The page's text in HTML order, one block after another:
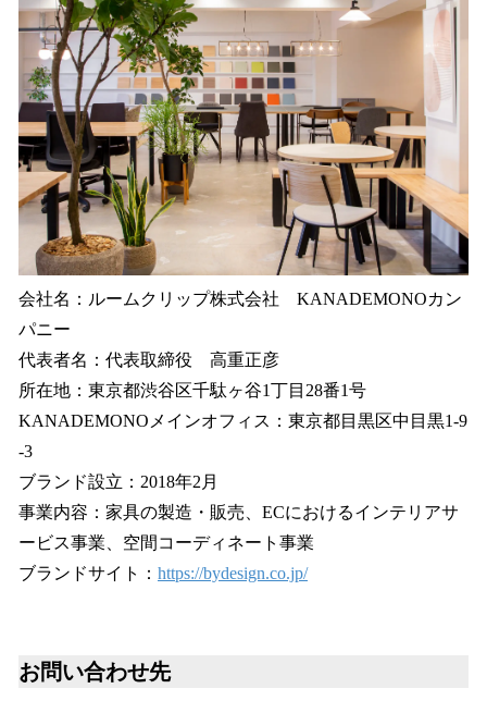
会社名：ルームクリップ株式会社 KANADEMONOカン
パニー
代表者名：代表取締役 高重正彦
所在地：東京都渋谷区千駄ヶ谷1丁目28番1号
KANADEMONOメインオフィス：東京都目黒区中目黒1-9
-3
ブランド設立：2018年2月
事業内容：家具の製造・販売、ECにおけるインテリアサ
ービス事業、空間コーディネート事業
ブランドサイト： https://bydesign.co.jp/
お問い合わせ先